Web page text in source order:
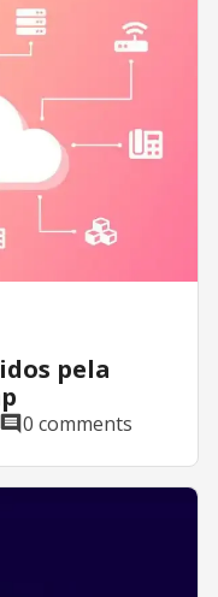
pela
0 comments